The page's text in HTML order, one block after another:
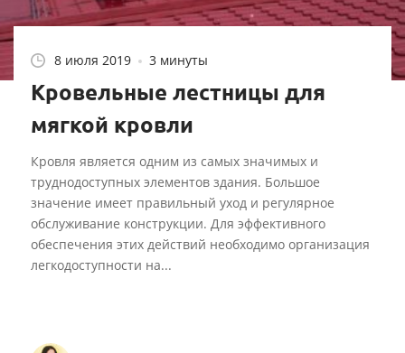
8 июля 2019 3 минуты
Кровельные лестницы для
мягкой кровли
Кровля является одним из самых значимых и
труднодоступных элементов здания. Большое
значение имеет правильный уход и регулярное
обслуживание конструкции. Для эффективного
обеспечения этих действий необходимо организация
легкодоступности на...